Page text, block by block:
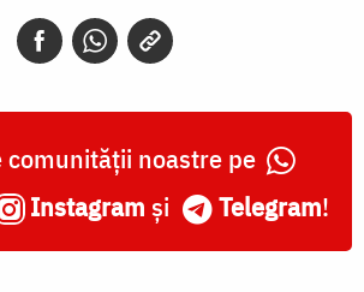
noastre pe
Instagram și Telegram!